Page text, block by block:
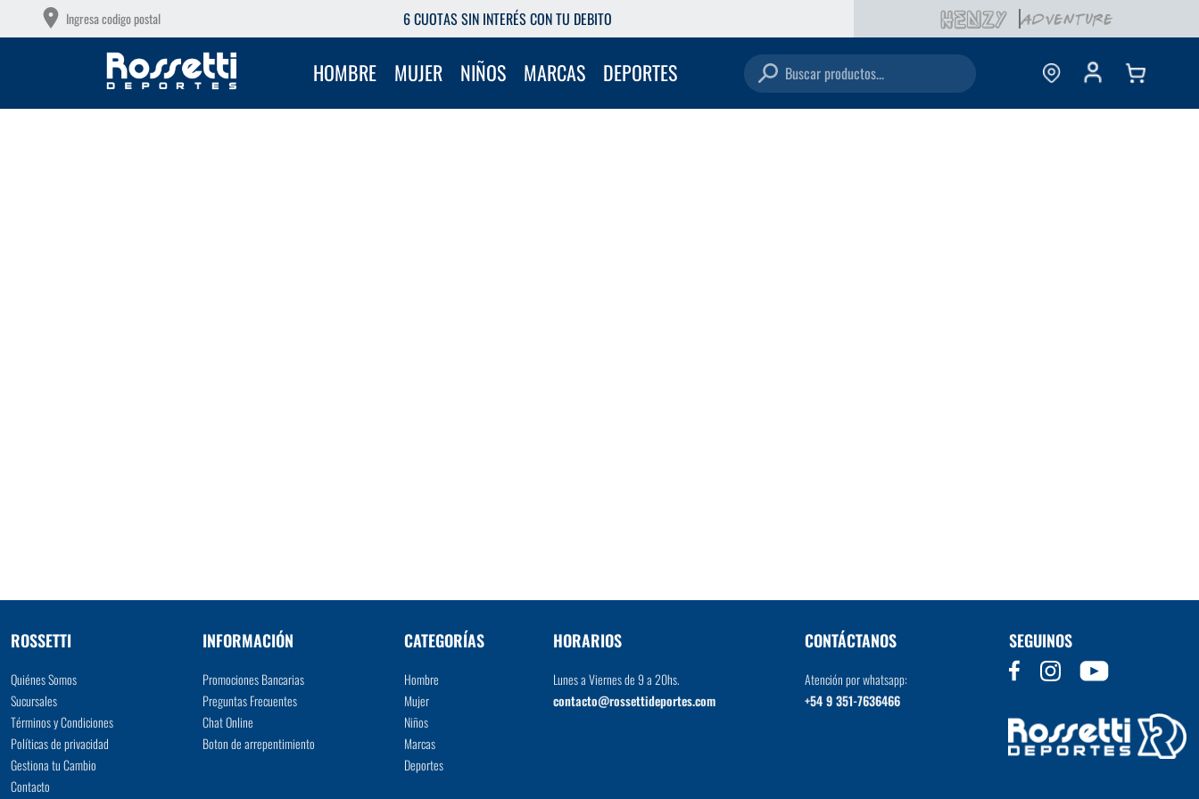
Ingresa codigo postal
GRATIS A PARTIR DE $149.000 6 CUOTAS SIN INTERÉS CON TU DEBITO
HOMBRE MUJER NIÑOS MARCAS DEPORTES Buscar productos...
ROSSETTI
Quiénes Somos
Sucursales
Términos y Condiciones
Políticas de privacidad
Gestiona tu Cambio
Contacto
INFORMACIÓN
Promociones Bancarias
Preguntas Frecuentes
Chat Online
Boton de arrepentimiento
CATEGORÍAS
Hombre
Mujer
Niños
Marcas
Deportes
HORARIOS
Lunes a Viernes de 9 a 20hs.
contacto@rossettideportes.com
CONTÁCTANOS
Atención por whatsapp:
+54 9 351-7636466
SEGUINOS